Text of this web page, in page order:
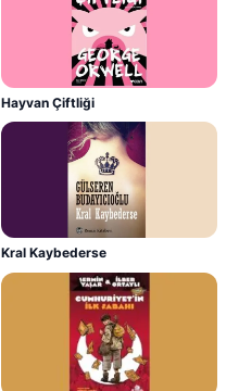
Hayvan Çiftliği
Kral Kaybederse